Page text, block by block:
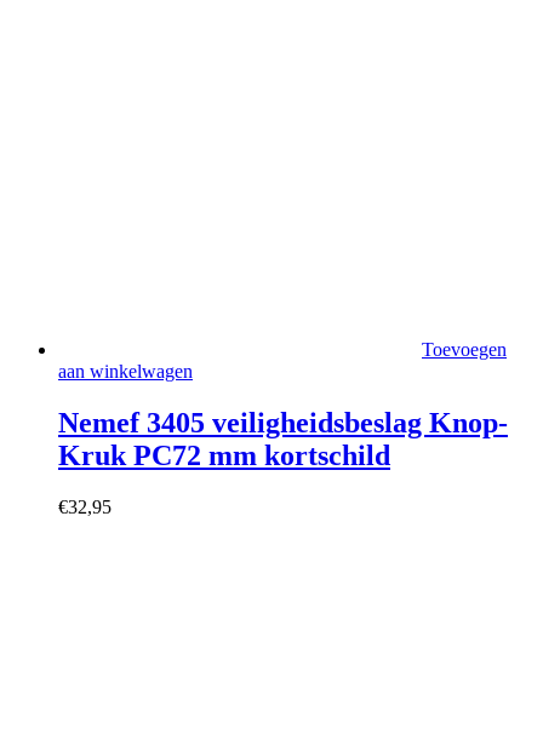
Toevoegen
aan winkelwagen
Nemef 3405 veiligheidsbeslag Knop-
Kruk PC72 mm kortschild
€32,95